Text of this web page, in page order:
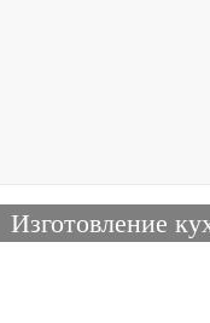
Изготовление